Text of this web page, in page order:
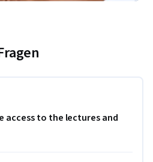
access to the lectures and